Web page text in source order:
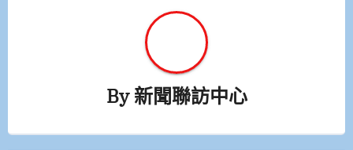
By新聞聯訪中心